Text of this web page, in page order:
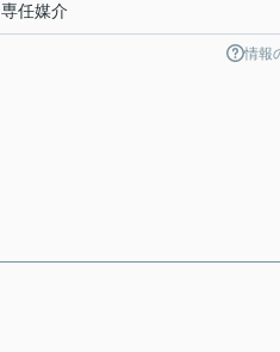
専任媒介
情報